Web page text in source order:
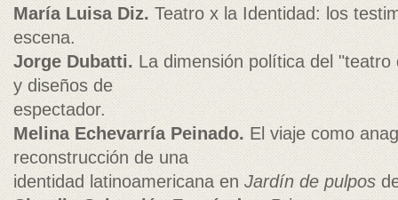
María Luisa Diz.Teatro x la Identidad: los
escena.
Jorge Dubatti. La dimensión política del
y diseños de
espectador.
Melina Echevarría Peinado. El viaje como
reconstrucción de una
identidad latinoamericana enJardín de pulpos